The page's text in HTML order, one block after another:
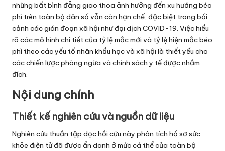
những bất bình đẳng giao thoa ảnh hưởng đến xu hướng béo
phì trên toàn bộ dân số vẫn còn hạn chế, đặc biệt trong bối
cảnh các gián đoạn xã hội như đại dịch COVID-19. Việc hiểu
rõ các mô hình chi tiết của tỷ lệ mắc mới và tỷ lệ hiện mắc béo
phì theo các yếu tố nhân khẩu học và xã hội là thiết yếu cho
các chiến lược phòng ngừa và chính sách y tế được nhắm
đích.
Nội dung chính
Thiết kế nghiên cứu và nguồn dữ liệu
Nghiên cứu thuần tập dọc hồi cứu này phân tích hồ sơ sức
khỏe điện tử đã được ẩn danh ở mức cá thể của toàn bộ